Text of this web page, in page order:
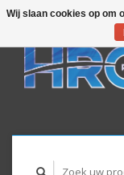
Wij slaan cookies op om